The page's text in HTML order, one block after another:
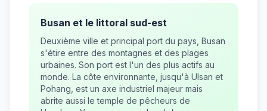
Busan et le littoral sud-est
Deuxième ville et principal port du pays, Busan
s'étire entre des montagnes et des plages
urbaines. Son port est l'un des plus actifs au
monde. La côte environnante, jusqu'à Ulsan et
Pohang, est un axe industriel majeur mais
abrite aussi le temple de pêcheurs de